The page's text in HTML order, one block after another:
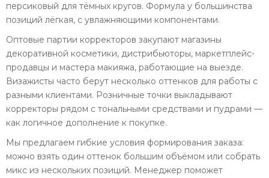
персиковый для тёмных кругов. Формула у большинства
позиций лёгкая, с увлажняющими компонентами.
Оптовые партии корректоров закупают магазины
декоративной косметики, дистрибьюторы, маркетплейс-
продавцы и мастера макияжа, работающие на выезде.
Визажисты часто берут несколько оттенков для работы с
разными клиентами. Розничные точки выкладывают
корректоры рядом с тональными средствами и пудрами —
как логичное дополнение к покупке.
Мы предлагаем гибкие условия формирования заказа:
можно взять один оттенок большим объёмом или собрать
микс из нескольких позиций. Менеджер поможет